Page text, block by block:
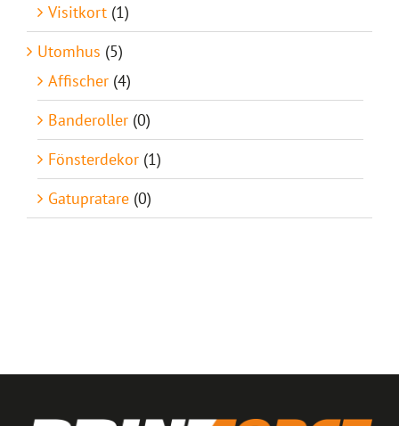
Visitkort (1)
Utomhus (5)
Affischer (4)
Banderoller (0)
Fönsterdekor (1)
Gatupratare (0)